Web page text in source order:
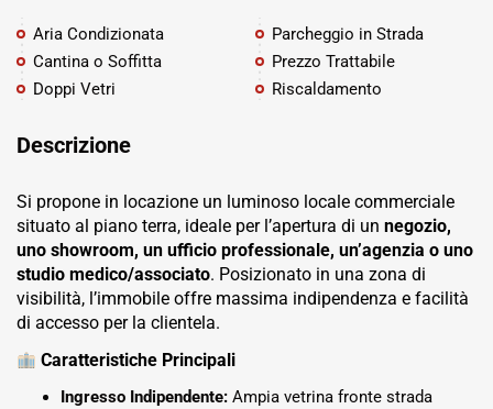
Aria Condizionata
Cantina o Soffitta
Doppi Vetri
Parcheggio in Strada
Prezzo Trattabile
Riscaldamento
Descrizione
Si propone in locazione un luminoso locale commerciale
situato al piano terra, ideale per l’apertura di un negozio,
uno showroom, un ufficio professionale, un’agenzia o uno
studio medico/associato. Posizionato in una zona di
visibilità, l’immobile offre massima indipendenza e facilità
di accesso per la clientela.
Caratteristiche Principali
Ingresso Indipendente: Ampia vetrina fronte strada